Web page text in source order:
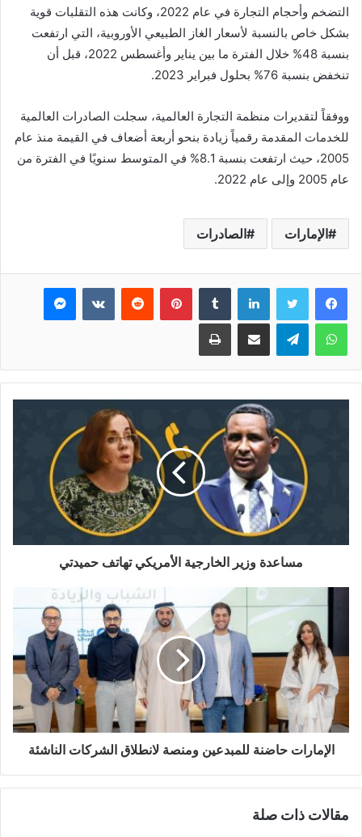
التضخم وأحجام التجارة في عام 2022، وكانت هذه التقلبات قوية
بشكل خاص بالنسبة لأسعار الغاز الطبيعي الأوروبية، التي ارتفعت
بنسبة 48% خلال الفترة ما بين يناير وأغسطس 2022، قبل أن
تنخفض بنسبة 76% بحلول فبراير 2023.
ووفقاً لتقديرات منظمة التجارة العالمية، سجلت الصادرات العالمية
للخدمات المقدمة رقمياً زيادة بنحو أربعة أضعاف في القيمة منذ عام
2005، حيث ارتفعت بنسبة 8.1% في المتوسط سنويًا في الفترة من
عام 2005 وإلى عام 2022.
الإمارات الصادرات
فيسبوك تويتر لينكدإن بينتيريست ماسنجر
واتساب تيلقرام مشاركة عبر البريد طباعة
مساعدة وزير الخارجية الأمريكي تهاتف حميدتي
الإمارات حاضنة للمبدعين ومنصة لانطلاق الشركات الناشئة
مقالات ذات صلة